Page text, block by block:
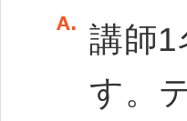
講師
す。